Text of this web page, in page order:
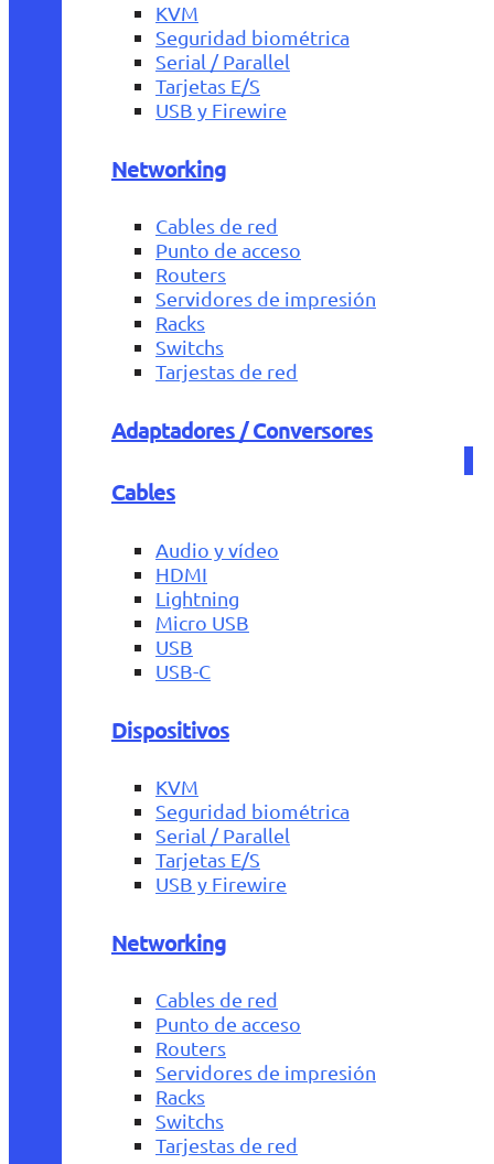
KVM
Seguridad biométrica
Serial / Parallel
Tarjetas E/S
USB y Firewire
Networking
Cables de red
Punto de acceso
Routers
Servidores de impresión
Racks
Switchs
Tarjestas de red
Adaptadores / Conversores
Cables
Audio y vídeo
HDMI
Lightning
Micro USB
USB
USB-C
Dispositivos
KVM
Seguridad biométrica
Serial / Parallel
Tarjetas E/S
USB y Firewire
Networking
Cables de red
Punto de acceso
Routers
Servidores de impresión
Racks
Switchs
Tarjestas de red